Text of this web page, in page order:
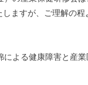
ますが、ご理解の
よる健康障害と産